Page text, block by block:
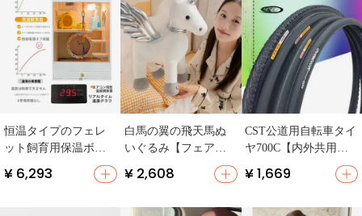
恒温タイプのフェレ
ット飼育用保温ボッ
クス【暖房付き・飛
び跳ねる動物用】
¥ 6,293
白馬の翼の飛天馬ぬ
いぐるみ【フェアリ
ーユニコーン・婚礼
装飾用】
¥ 2,608
CST公道用自転車タイ
ヤ700C【内外共用・
¥ 1,669